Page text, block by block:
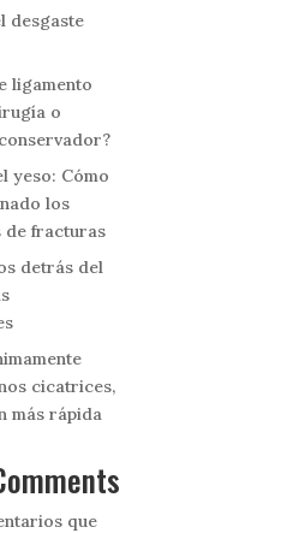
desgaste
ligamento
o
yeso: Cómo
los
de fracturas
detrás del
cicatrices,
más rápida
que